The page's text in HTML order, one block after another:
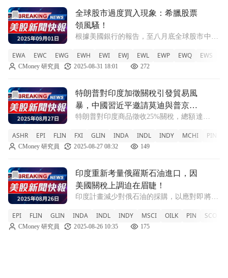
前往全球股市過度買入現象：希臘股票領風騷！文章頁
全球股市過度買入現象：希臘股票
領風騷！
根據美國銀行的報告，至八月底全球股市中，
2023年進入下半年，美國銀行在其每週的市場
流動性報告中指出，全球多個股市出現了過度
EWA EWC EWG EWH EWI EWJ EWL EWP EWQ EWS
CMoney 研究員 2025-08-31 18:01 272
前往特朗普對印度加徵關稅引發貿易風暴，中國習近平邀請
特朗普對印度加徵關稅引發貿易風
暴，中國習近平邀請莫迪與普京共
襄盛舉！
特朗普對印度商品徵收25%關稅，總額達
俄印的合作。 美國總統特朗普於本週三正式
實施針對印度商品的25%懲罰性關稅，使總稅
ASHR EPI FLIN FXI GLIN INDA INDL INDY MCHI PIN
CMoney 研究員 2025-08-27 08:32 149
前往印度重新考量俄羅斯石油進口，因美國關稅上調迫在眉
印度重新考量俄羅斯石油進口，因
美國關稅上調迫在眉睫！
印度計畫減少對俄石油的採購，以應對即將上
度的煉油商開始考慮削減從俄羅斯進口的原油
量。據報導，包括重磅企業信實工業在內的國
EPI FLIN GLIN INDA INDL INDY MSCI OILK PIN SCO
CMoney 研究員 2025-08-26 10:35 175